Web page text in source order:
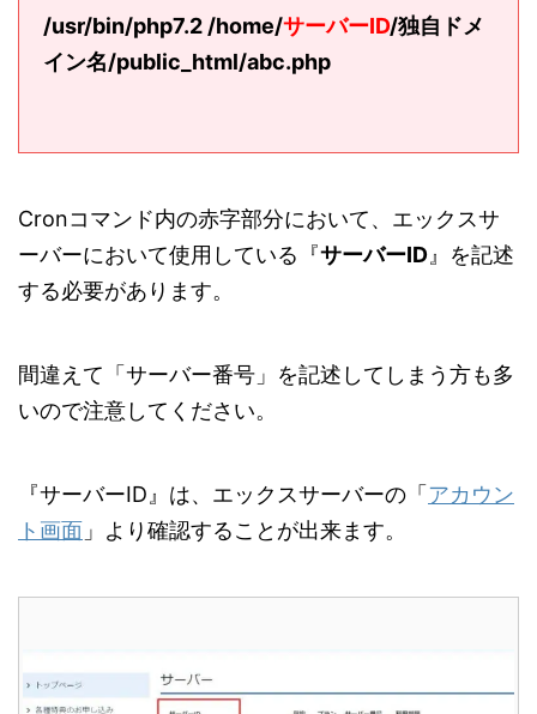
/usr/bin/php7.2 /home/サーバーID/独自ドメ
イン名/public_html/abc.php
Cronコマンド内の赤字部分において、エックスサ
ーバーにおいて使用している『サーバーID 』を記述
する必要があります。
間違えて「サーバー番号」を記述してしまう方も多
いので注意してください。
『サーバーID』は、エックスサーバーの「アカウン
ト画面 」より確認することが出来ます。